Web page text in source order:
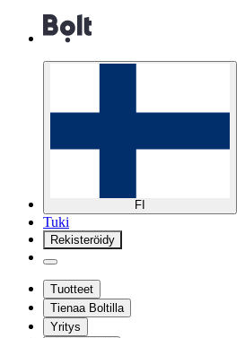
FI
Tuki
Rekisteröidy
Tuotteet
Tienaa Boltilla
Yritys